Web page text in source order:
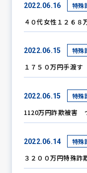
防
2022.06.16 特殊
４０代女性１２６
2022.06.15 特殊
１７５０万円手渡
2022.06.15 特殊
1120万円詐欺被害
2022.06.14 特殊
３２００万円特殊